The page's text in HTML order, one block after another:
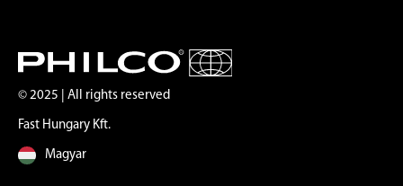
© 2025 | All rights reserved
Fast Hungary Kft.
Magyar